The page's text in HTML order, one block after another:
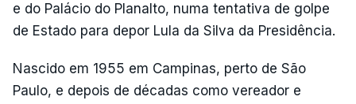
e do Palácio do Planalto, numa tentativa de golpe
de Estado para depor Lula da Silva da Presidência.
Nascido em 1955 em Campinas, perto de São
Paulo, e depois de décadas como vereador e